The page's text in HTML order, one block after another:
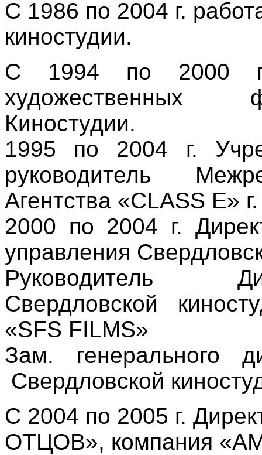
С 1986 по 2004 г.
киностудии.
С 1994 по 2000 г
художественных
Киностудии.
1995 по 2004 г.
руководитель
Агентства «CLASS E»
2000 по 2004 г.
управления
Руководитель
Свердловской
«SFS FILMS»
Зам. генерального
Свердловской
С 2004 по 2005 г.
ОТЦОВ», компания